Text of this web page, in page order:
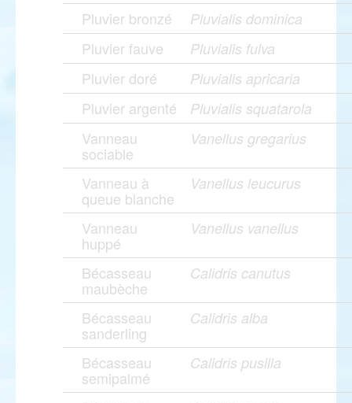
Pluvier bronzé Pluvialis dominica
Pluvier fauve Pluvialis fulva
Pluvier doré Pluvialis apricaria
Pluvier argenté Pluvialis squatarola
Vanneau
sociable
Vanellus gregarius
Vanneau à
queue blanche
Vanellus leucurus
Vanneau
huppé
Vanellus vanellus
Bécasseau
maubèche
Calidris canutus
Bécasseau
sanderling
Calidris alba
Bécasseau
semipalmé
Calidris pusilla